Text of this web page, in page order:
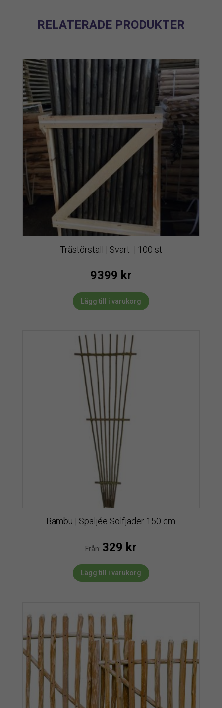
RELATERADE PRODUKTER
Trästörställ | Svart | 100 st
9399 kr
Lägg till i varukorg
Bambu | Spaljée Solfjäder 150 cm
Från: 329 kr
Lägg till i varukorg